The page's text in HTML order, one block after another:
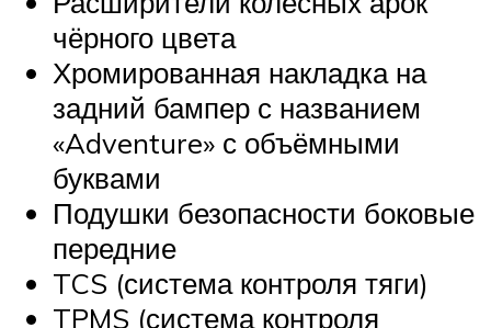
чёрного цвета
Хромированная накладка на
задний бампер с названием
«Adventure» с объёмными
буквами
Подушки безопасности боковые
передние
TCS (система контроля тяги)
TPMS (система контроля